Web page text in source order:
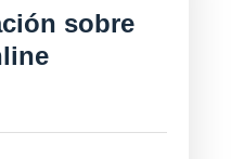
sobre